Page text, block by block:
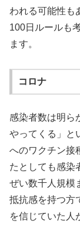
われる可能性も
100日ルールも
ます。
コロナ
感染者数は明ら
やってくる」と
へのワクチン接
たとしても感染
ぜい数千人規模
抵抗感を持つ方
を信じていた人